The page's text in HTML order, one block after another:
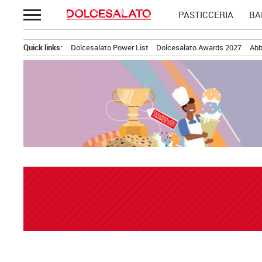
Passa
al
PASTICCERIA
Quick links: Dolcesalato Power List Dolcesalato Awards 2027